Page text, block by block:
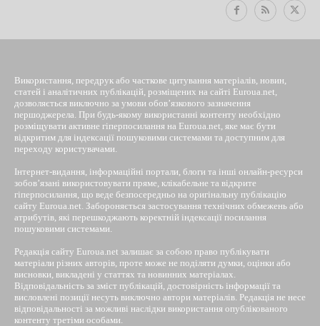
Використання, передрук або часткове цитування матеріалів, новин,
статей і аналітичних публікацій, розміщених на сайті Euroua.net,
дозволяється виключно за умови обов’язкового зазначення
першоджерела. При будь-якому використанні контенту необхідно
розміщувати активне гіперпосилання на Euroua.net, яке має бути
відкритим для індексації пошуковими системами та доступним для
переходу користувачами.
Інтернет-видання, інформаційні портали, блоги та інші онлайн-ресурси
зобов’язані використовувати пряме, клікабельне та відкрите
гіперпосилання, що веде безпосередньо на оригінальну публікацію
сайту Euroua.net. Забороняється застосування технічних обмежень або
атрибутів, які перешкоджають коректній індексації посилання
пошуковими системами.
Редакція сайту Euroua.net залишає за собою право публікувати
матеріали різних авторів, проте може не поділяти думки, оцінки або
висновки, викладені у статтях та новинних матеріалах.
Відповідальність за зміст публікацій, достовірність інформації та
висловлені позиції несуть виключно автори матеріалів. Редакція не несе
відповідальності за можливі наслідки використання опублікованого
контенту третіми особами.